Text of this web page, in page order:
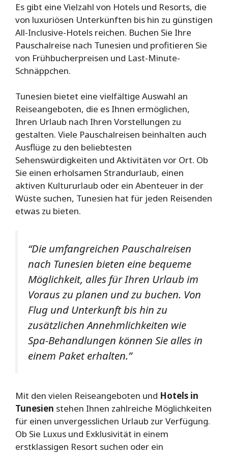
Es gibt eine Vielzahl von Hotels und Resorts, die
von luxuriösen Unterkünften bis hin zu günstigen
All-Inclusive-Hotels reichen. Buchen Sie Ihre
Pauschalreise nach Tunesien und profitieren Sie
von Frühbucherpreisen und Last-Minute-
Schnäppchen.
Tunesien bietet eine vielfältige Auswahl an
Reiseangeboten, die es Ihnen ermöglichen,
Ihren Urlaub nach Ihren Vorstellungen zu
gestalten. Viele Pauschalreisen beinhalten auch
Ausflüge zu den beliebtesten
Sehenswürdigkeiten und Aktivitäten vor Ort. Ob
Sie einen erholsamen Strandurlaub, einen
aktiven Kultururlaub oder ein Abenteuer in der
Wüste suchen, Tunesien hat für jeden Reisenden
etwas zu bieten.
“Die umfangreichen Pauschalreisen
nach Tunesien bieten eine bequeme
Möglichkeit, alles für Ihren Urlaub im
Voraus zu planen und zu buchen. Von
Flug und Unterkunft bis hin zu
zusätzlichen Annehmlichkeiten wie
Spa-Behandlungen können Sie alles in
einem Paket erhalten.”
Mit den vielen Reiseangeboten und Hotels in
Tunesien stehen Ihnen zahlreiche Möglichkeiten
für einen unvergesslichen Urlaub zur Verfügung.
Ob Sie Luxus und Exklusivität in einem
erstklassigen Resort suchen oder ein